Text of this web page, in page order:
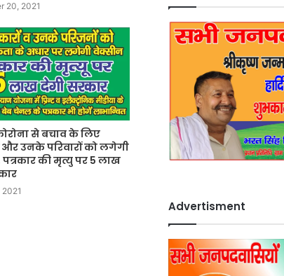
20, 2021
से बचाव के लिए
और उनके परिवारों को लगेगी
की मृत्यु पर 5 लाख
Advertisment